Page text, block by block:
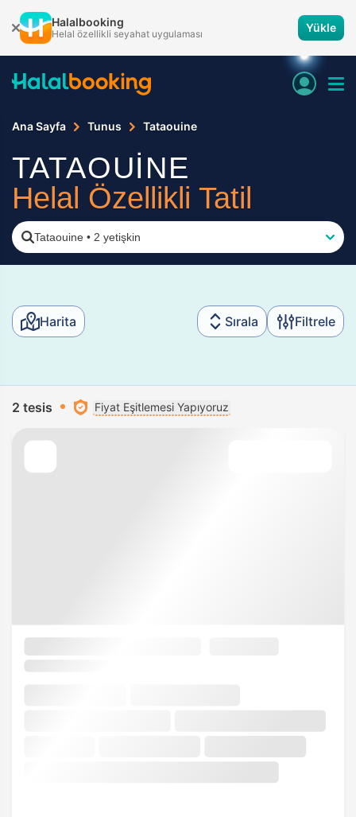
Halalbooking
Helal özellikli seyahat uygulaması Yükle
Ana Sayfa Tunus Tataouine
TATAOUİNE
Helal Özellikli Tatil
Tataouine • 2 yetişkin
Harita Sırala Filtrele
2 tesis Fiyat Eşitlemesi Yapıyoruz